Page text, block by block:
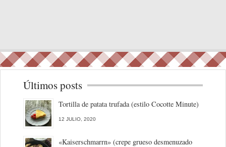
Últimos posts
Tortilla de patata trufada (estilo Cocotte Minute)
12 JULIO, 2020
«Kaiserschmarrn» (crepe grueso desmenuzado